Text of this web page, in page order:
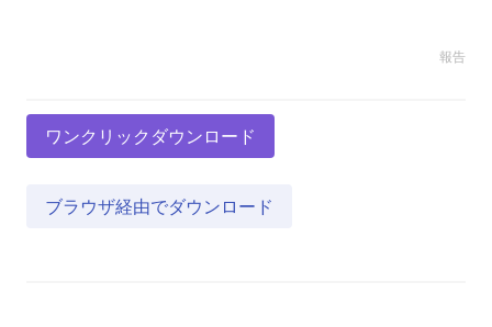
報告
ワンクリックダウンロード
ブラウザ経由でダウンロード